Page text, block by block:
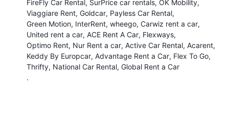
FireFly Car Rental SurPrice car rentals OK Mobility
Viaggiare Rent Goldcar Payless Car Rental
Green Motion InterRent wheego Carwiz rent a car
United rent a car ACE Rent A Car Flexways
Optimo Rent Nur Rent a car Active Car Rental Acarent
Keddy By Europcar Advantage Rent a Car Flex To Go
Thrifty National Car Rental Global Rent a Car
.